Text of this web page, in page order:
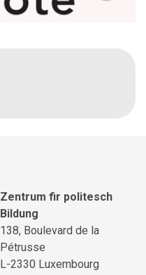
Zentrum fir politesch
Bildung
138, Boulevard de la
Pétrusse
L-2330 Luxembourg